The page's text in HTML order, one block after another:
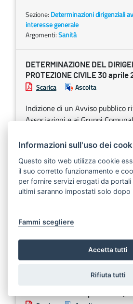
Sezione: Determinazioni dirigenziali
interesse generale
Argomenti:Sanità
DETERMINAZIONE DEL
PROTEZIONE CIVILE 30 aprile
Scarica Ascolta
Indizione di un Avviso pubblico
Associazioni e ai Gruppi
Civile, per la manifestazione di
correlate al Rischio Incendi
Rischio idraulico e
2026- 2028, e approvazione
Sezione:Determinazioni dirigenziali
Argomenti:Protezione civile
DETERMINAZIONE DEL
Informazioni sull'uso dei
Questo sito web utilizza cookie
il suo corretto funzionamento e
per fornire servizi erogati da portali
ultimi saranno impostati solo dopo
Fammi scegliere
Accetta tutti
Rifiuta tutti